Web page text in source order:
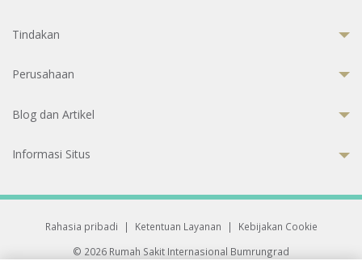
Tindakan
Perusahaan
Blog dan Artikel
Informasi Situs
Rahasia pribadi | Ketentuan Layanan |
Kebijakan Cookie
© 2026 Rumah Sakit Internasional Bumrungrad